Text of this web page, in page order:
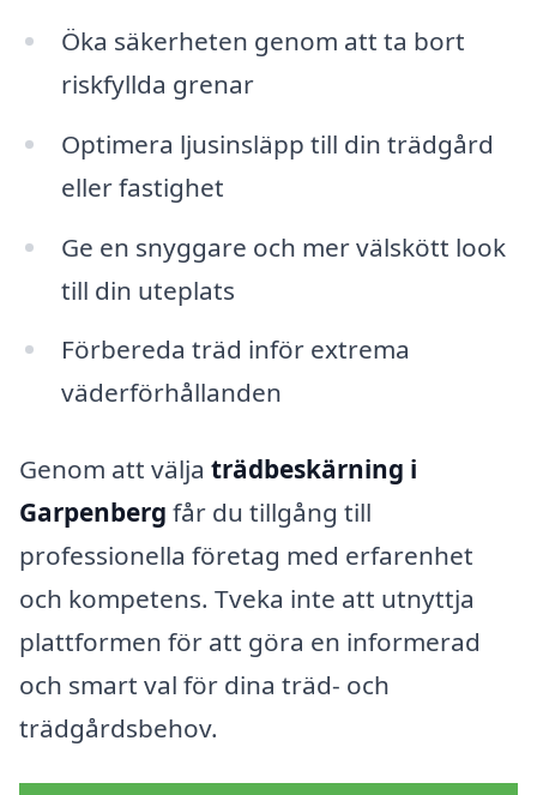
Öka säkerheten genom att ta bort
riskfyllda grenar
Optimera ljusinsläpp till din trädgård
eller fastighet
Ge en snyggare och mer välskött look
till din uteplats
Förbereda träd inför extrema
väderförhållanden
Genom att välja trädbeskärning i
Garpenberg får du tillgång till
professionella företag med erfarenhet
och kompetens. Tveka inte att utnyttja
plattformen för att göra en informerad
och smart val för dina träd- och
trädgårdsbehov.